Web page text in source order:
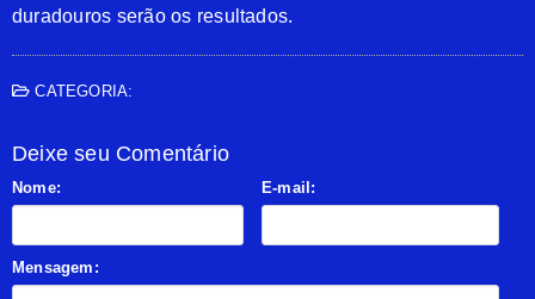
duradouros serão os resultados.
CATEGORIA:
Deixe seu Comentário
Nome: E-mail:
Mensagem: